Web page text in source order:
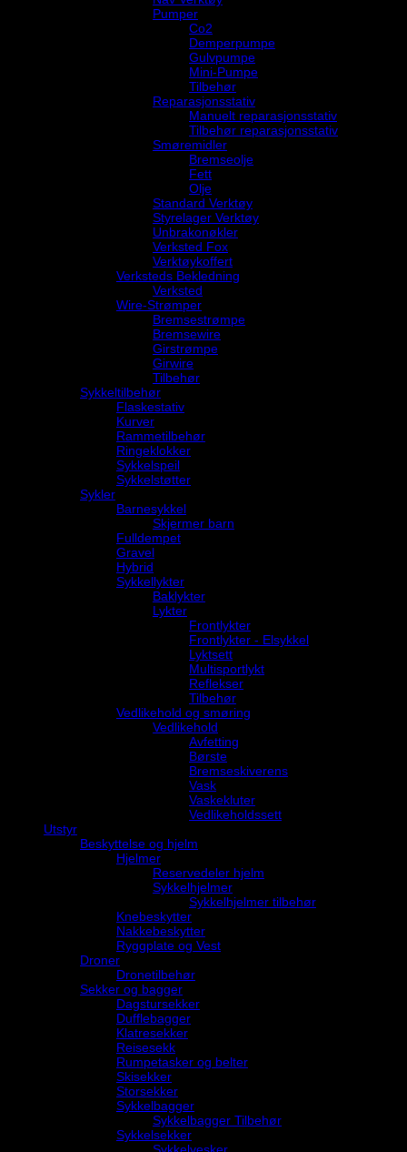
Pumper
Co2
Demperpumpe
Gulvpumpe
Mini-Pumpe
Tilbehør
Reparasjonsstativ
Manuelt reparasjonsstativ
Tilbehør reparasjonsstativ
Smøremidler
Bremseolje
Fett
Olje
Standard Verktøy
Styrelager Verktøy
Unbrakonøkler
Verksted Fox
Verktøykoffert
Verksteds Bekledning
Verksted
Wire-Strømper
Bremsestrømpe
Bremsewire
Girstrømpe
Girwire
Tilbehør
Sykkeltilbehør
Flaskestativ
Kurver
Rammetilbehør
Ringeklokker
Sykkelspeil
Sykkelstøtter
Sykler
Barnesykkel
Skjermer barn
Fulldempet
Gravel
Hybrid
Sykkellykter
Baklykter
Lykter
Frontlykter
Frontlykter - Elsykkel
Lyktsett
Multisportlykt
Reflekser
Tilbehør
Vedlikehold og smøring
Vedlikehold
Avfetting
Børste
Bremseskiverens
Vask
Vaskekluter
Vedlikeholdssett
Utstyr
Beskyttelse og hjelm
Hjelmer
Reservedeler hjelm
Sykkelhjelmer
Sykkelhjelmer tilbehør
Knebeskytter
Nakkebeskytter
Ryggplate og Vest
Droner
Dronetilbehør
Sekker og bagger
Dagstursekker
Dufflebagger
Klatresekker
Reisesekk
Rumpetasker og belter
Skisekker
Storsekker
Sykkelbagger
Sykkelbagger Tilbehør
Sykkelsekker